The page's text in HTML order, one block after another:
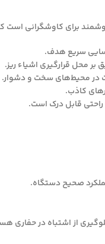
برای کاوشگرانی است
سریع هدف.
محل قرارگیری اشیاء ریز.
در محیط‌های سخت و دشوار.
کاذب.
راحتی قابل درک است.
صحیح دستگاه.
از اشتباه در